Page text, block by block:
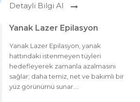
Detayli Bilgi Al
Yanak Lazer Epilasyon
Yanak Lazer Epilasyon, yanak
hattındaki istenmeyen tüyleri
hedefleyerek zamanla azalmasını
sağlar; daha temiz, net ve bakımlı bir
yüz görünümü sunar....